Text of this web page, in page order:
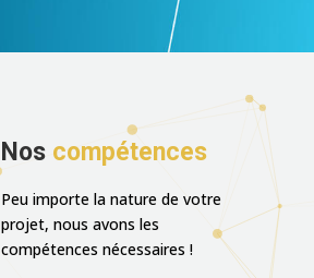
Nos compétences
Peu importe la nature de votre
projet, nous avons les
compétences nécessaires !